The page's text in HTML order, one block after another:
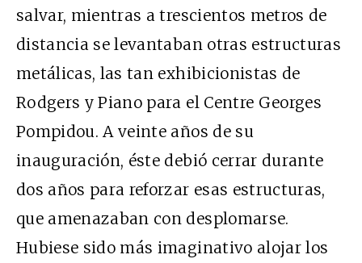
salvar, mientras a trescientos metros de
distancia se levantaban otras estructuras
metálicas, las tan exhibicionistas de
Rodgers y Piano para el Centre Georges
Pompidou. A veinte años de su
inauguración, éste debió cerrar durante
dos años para reforzar esas estructuras,
que amenazaban con desplomarse.
Hubiese sido más imaginativo alojar los